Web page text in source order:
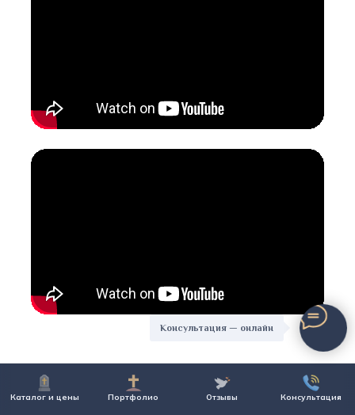
Каталог и цены Портфолио Отзывы Консультация
Консультация — онлайн